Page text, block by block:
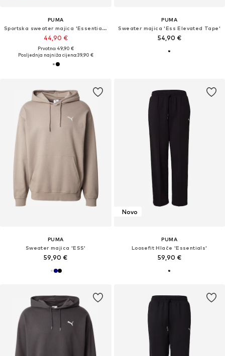
PUMA
Sportska sweater majica 'Essentials No. 1'
44,90 €
Prvotno: 49,90 €
Posljednja najniža cijena:39,90 €
PUMA
Sweater majica 'Ess Elevated Tape'
54,90 €
PUMA
Sweater majica 'ESS'
59,90 €
Novo
PUMA
Loosefit Hlače 'Essentials'
59,90 €